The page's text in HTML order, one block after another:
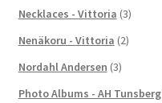
Necklaces - Vittoria (3)
Nenäkoru - Vittoria (2)
Nordahl Andersen (3)
Photo Albums - AH Tunsberg